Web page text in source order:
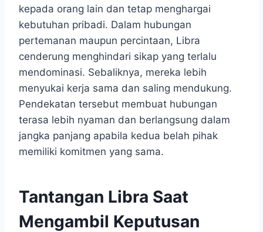
kepada orang lain dan tetap menghargai
kebutuhan pribadi. Dalam hubungan
pertemanan maupun percintaan, Libra
cenderung menghindari sikap yang terlalu
mendominasi. Sebaliknya, mereka lebih
menyukai kerja sama dan saling mendukung.
Pendekatan tersebut membuat hubungan
terasa lebih nyaman dan berlangsung dalam
jangka panjang apabila kedua belah pihak
memiliki komitmen yang sama.
Tantangan Libra Saat
Mengambil Keputusan